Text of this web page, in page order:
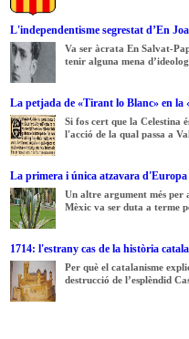
L'independentisme segrestat d’En
Va ser àcrata En Salvat-
tenir alguna mena
La petjada de «Tirant lo Blanc» en la
Si fos cert que la Celestina
l'acció de la qual passa a
La primera i única atzavara d'Europa
Un altre argument més per
Mèxic va ser duta a terme
1714: l'estrany cas de la història
Per què el catalanisme
destrucció de l’esplèndid